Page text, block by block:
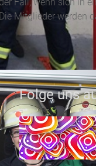
Mitglieder werden
Folge uns